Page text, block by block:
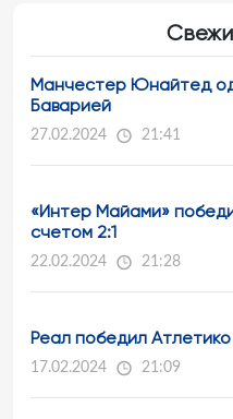
Манчестер Юнайтед
Баварией
27.02.2024 21:41
«Интер Майами»
счетом 2:1
22.02.2024 21:28
Реал победил
17.02.2024 21:09